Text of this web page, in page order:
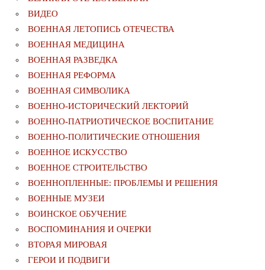
ВИДЕО
ВОЕННАЯ ЛЕТОПИСЬ ОТЕЧЕСТВА
ВОЕННАЯ МЕДИЦИНА
ВОЕННАЯ РАЗВЕДКА
ВОЕННАЯ РЕФОРМА
ВОЕННАЯ СИМВОЛИКА
ВОЕННО-ИСТОРИЧЕСКИЙ ЛЕКТОРИЙ
ВОЕННО-ПАТРИОТИЧЕСКОЕ ВОСПИТАНИЕ
ВОЕННО-ПОЛИТИЧЕСКИE ОТНОШЕНИЯ
ВОЕННОЕ ИСКУССТВО
ВОЕННОЕ СТРОИТЕЛЬСТВО
ВОЕННОПЛЕННЫЕ: ПРОБЛЕМЫ И РЕШЕНИЯ
ВОЕННЫЕ МУЗЕИ
ВОИНСКОЕ ОБУЧЕНИЕ
ВОСПОМИНАНИЯ И ОЧЕРКИ
ВТОРАЯ МИРОВАЯ
ГЕРОИ И ПОДВИГИ